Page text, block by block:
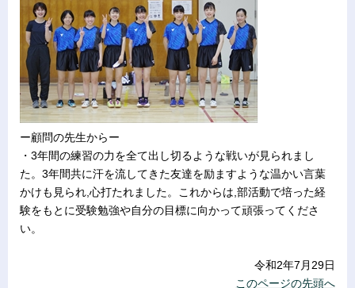
ー顧問の先生からー
・3年間の練習の力を全て出し切るような戦いが見られまし
た。3年間共に汗を流してきた友達を励ますような温かい言葉
かけも見られ,心打たれました。これからは,部活動で培った経
験をもとに受験勉強や自分の目標に向かって頑張ってくださ
い。
令和2年7月29日
このページの先頭へ